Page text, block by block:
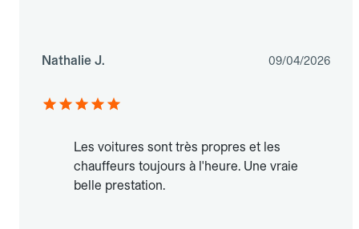
Nathalie J. 09/04/2026
Les voitures sont très propres et les
chauffeurs toujours à l'heure. Une vraie
belle prestation.